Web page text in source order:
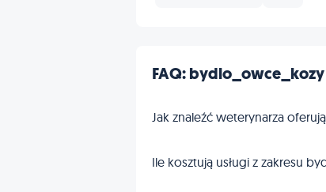
FAQ:
Jak znaleźć weterynarza
Ile kosztują usługi z zakresu